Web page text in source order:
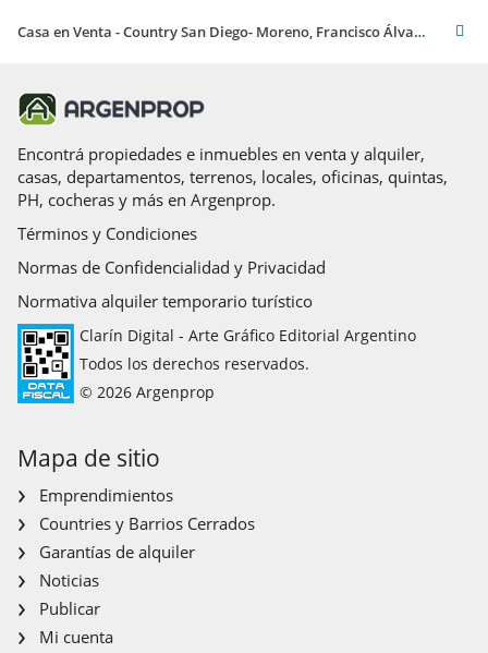
La presente publicación describe las características
esenciales del inmueble. Deberá consultarse al corredor
público inmobiliario interviniente por la eventual
actualización de medidas, descripciones arquitectónicas y
funcionales, valores y demás información, cuyos valores son
BRUNI PROPIEDADES - Matrícula CPMCAL No 255 - 556
Casa en Venta - Country San Diego- Moreno, Francisco Álvarez. Buenos Aires
Encontrá propiedades e inmuebles en venta y alquiler,
casas, departamentos, terrenos, locales, oficinas, quintas,
PH, cocheras y más en Argenprop.
Términos y Condiciones
Normas de Confidencialidad y Privacidad
Normativa alquiler temporario turístico
Clarín Digital - Arte Gráfico Editorial Argentino
Todos los derechos reservados.
© 2026 Argenprop
Mapa de sitio
Emprendimientos
Countries y Barrios Cerrados
Garantías de alquiler
Noticias
Publicar
Mi cuenta